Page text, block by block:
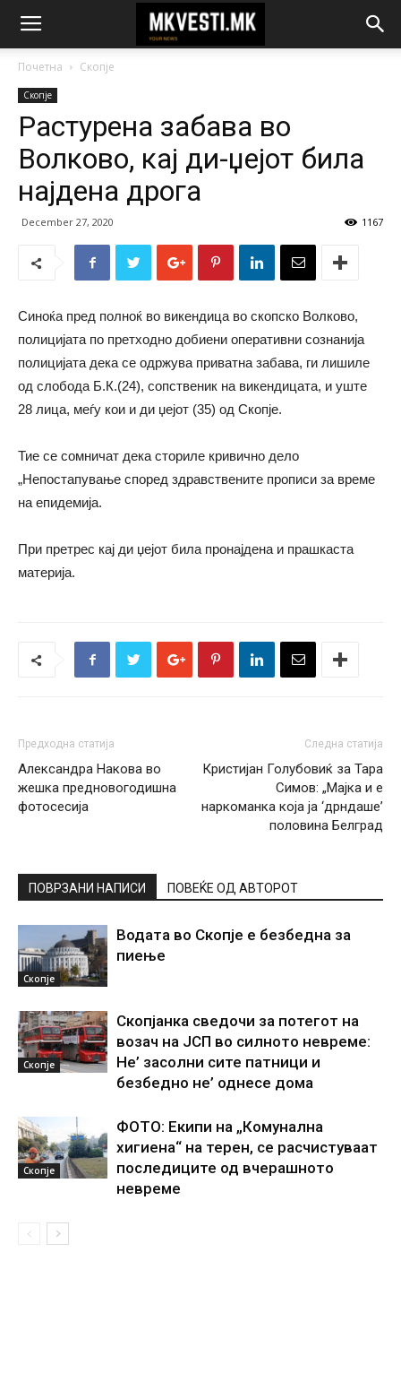
Почетна Скопје
Скопје
Растурена забава во
Волково, кај ди-џејот била
најдена дрога
December 27, 2020 1167
Синоќа пред полноќ во викендица во скопско Волково,
полицијата по претходно добиени оперативни сознанија
полицијата дека се одржува приватна забава, ги лишиле
од слобода Б.К.(24), сопственик на викендицата, и уште
28 лица, меѓу кои и ди џејот (35) од Скопје.
Тие се сомничат дека сториле кривично дело
„Непостапување според здравствените прописи за време
на епидемија.
При претрес кај ди џејот била пронајдена и прашкаста
материја.
Предходна статија
Александра Накова во
жешка предновогодишна
фотосесија
Следна статија
Кристијан Голубовиќ за Тара
Симов: „Мајка и е
наркоманка која ја ‘дрндаше’
половина Белград
ПОВРЗАНИ НАПИСИ ПОВЕЌЕ ОД АВТОРОТ
Скопје
Водата во Скопје е безбедна за
пиење
Скопје
Скопјанка сведочи за потегот на
возач на ЈСП во силното невреме:
Не’ засолни сите патници и
безбедно не’ однесе дома
Скопје
ФОТО: Екипи на „Комунална
хигиена“ на терен, се расчистуваат
последиците од вчерашното
невреме